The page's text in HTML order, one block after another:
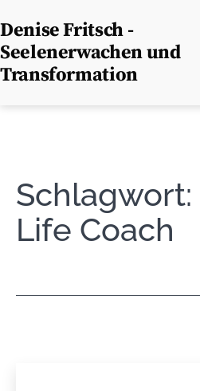
Inhalt
springen
Denise Fritsch -
Seelenerwachen und
Transformation
Schlagwort:
Life Coach